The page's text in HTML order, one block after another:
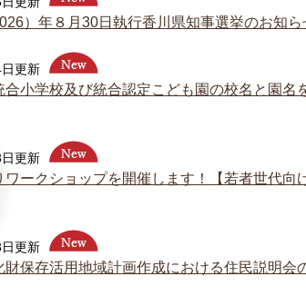
）年８月30日執行香川県知事選挙のお知ら
更新
合小学校及び統合認定こども園の校名と園名
更新
ワークショップを開催します！【若者世代向
更新
財保存活用地域計画作成における住民説明会